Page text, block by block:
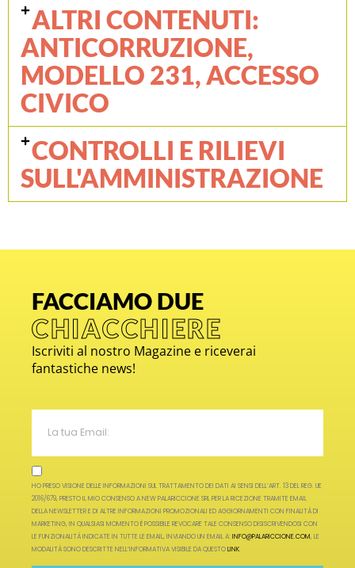
ALTRI CONTENUTI:
ANTICORRUZIONE,
MODELLO 231, ACCESSO
CIVICO
CONTROLLI E RILIEVI
SULL'AMMINISTRAZIONE
FACCIAMO DUE
CHIACCHIERE
Iscriviti al nostro Magazine e riceverai
fantastiche news!
HO PRESO VISIONE DELLE INFORMAZIONI SUL TRATTAMENTO DEI DATI AI SENSI DELL’ART. 13 DEL REG. UE
2016/679, PRESTO IL MIO CONSENSO A NEW PALARICCIONE SRL PER LA RICEZIONE TRAMITE EMAIL
DELLA NEWSLETTER E DI ALTRE INFORMAZIONI PROMOZIONALI ED AGGIORNAMENTI CON FINALITÀ DI
MARKETING, IN QUALSIASI MOMENTO È POSSIBILE REVOCARE TALE CONSENSO DISISCRIVENDOSI CON
LE FUNZIONALITÀ INDICATE IN TUTTE LE EMAIL, INVIANDO UN EMAIL A: INFO@PALARICCIONE.COM, LE
MODALITÀ SONO DESCRITTE NELL’INFORMATIVA VISIBILE DA QUESTOLINK.